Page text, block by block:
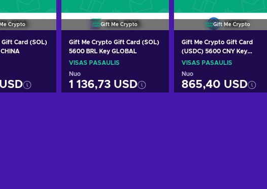
Crypto
Card (SOL)
Gift Me Crypto
Gift Me Crypto Gift Card (SOL)
5600 BRL Key GLOBAL
VISAS PASAULIS
Nuo
1 136,73 USD
Gift Me Crypto
Gift Me Crypto Gift Card
(USDC) 5600 CNY Key
GLOBAL
VISAS PASAULIS
Nuo
865,40 USD